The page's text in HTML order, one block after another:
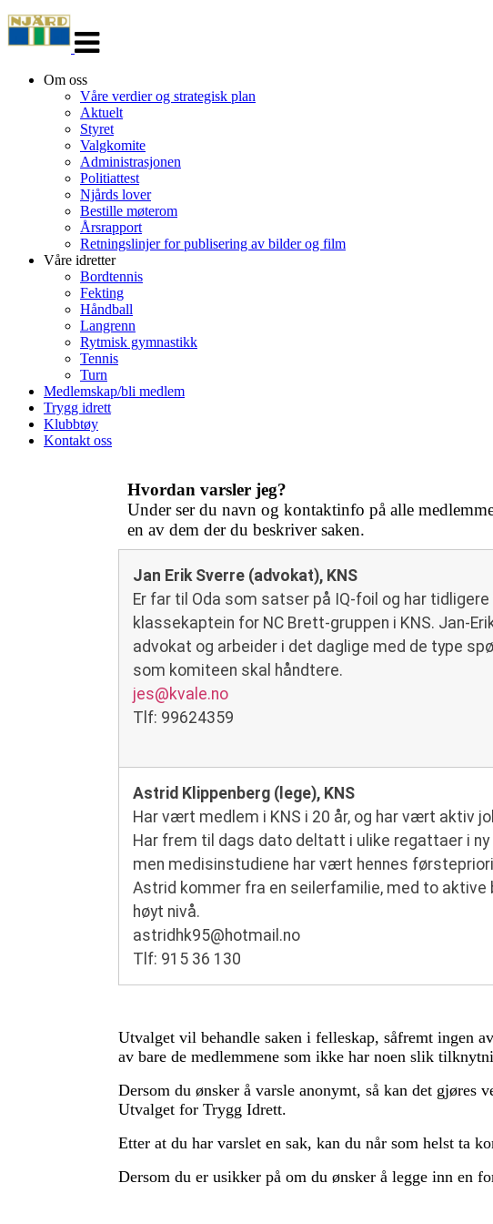
navigasjon
Om oss
Våre verdier og strategisk plan
Aktuelt
Styret
Valgkomite
Administrasjonen
Politiattest
Njårds lover
Bestille møterom
Årsrapport
Retningslinjer for publisering av bilder og film
Våre idretter
Bordtennis
Fekting
Håndball
Langrenn
Rytmisk gymnastikk
Tennis
Turn
Medlemskap/bli medlem
Trygg idrett
Klubbtøy
Kontakt oss
Hvordan varsler jeg?
Under ser du navn og kontaktinfo på alle
en av dem der du beskriver saken.
Jan Erik Sverre (advokat), KNS
Er far til Oda som satser på IQ-foil og har
klassekaptein for NC Brett-gruppen i KNS. Jan-
advokat og arbeider i det daglige med de type
som komiteen skal håndtere.
jes@kvale.no
Tlf: 99624359
Astrid Klippenberg (lege), KNS
Har vært medlem i KNS i 20 år, og har vært aktiv
Har frem til dags dato deltatt i ulike regattaer i ny
men medisinstudiene har vært hennes
Astrid kommer fra en seilerfamilie, med to aktive
høyt nivå.
astridhk95@hotmail.no
Tlf: 915 36 130
Utvalget vil behandle saken i felleskap, såfremt ingen
av bare de medlemmene som ikke har noen slik
Dersom du ønsker å varsle anonymt, så kan det
Utvalget for Trygg Idrett.
Etter at du har varslet en sak, kan du når som helst ta
Dersom du er usikker på om du ønsker å legge inn en